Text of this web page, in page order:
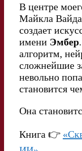
В центре
Майкла
создает
имени Эмбер
алгоритм,
сложнейшие
невольно
становится
Она
Книга 👉